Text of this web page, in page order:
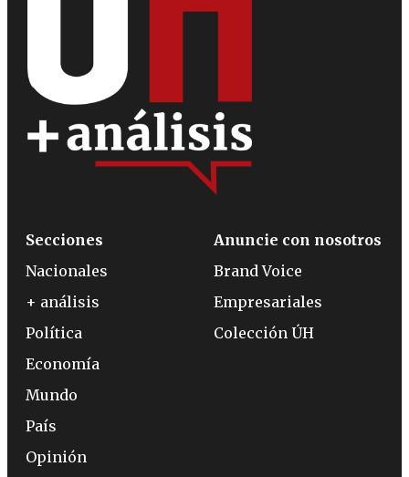
Secciones
Nacionales
+ análisis
Política
Economía
Mundo
País
Opinión
Anuncie con nosotros
Brand Voice
Empresariales
Colección ÚH